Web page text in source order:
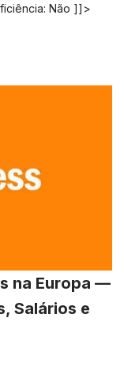
Não ]]>
na Europa —
Salários e